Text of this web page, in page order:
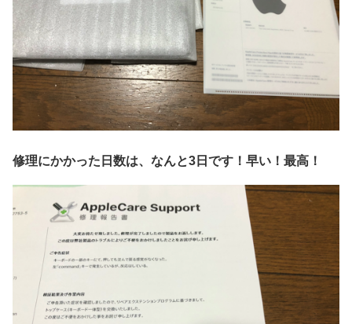
修理にかかった日数は、なんと3日です！早い！最高！